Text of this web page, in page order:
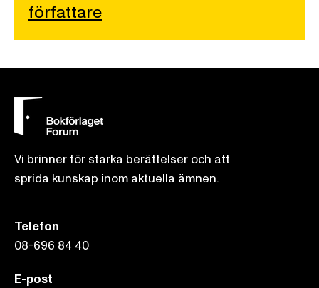
författare
Vi brinner för starka berättelser och att
sprida kunskap inom aktuella ämnen.
Telefon
08-696 84 40
E-post